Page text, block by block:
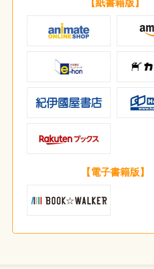
【紙書籍版】
【電子書籍版】